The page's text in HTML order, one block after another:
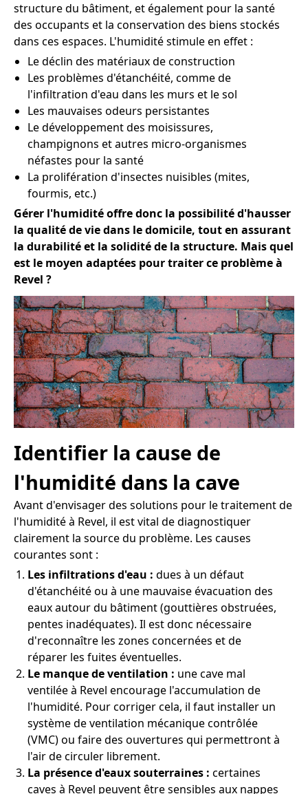
structure du bâtiment, et également pour la santé
des occupants et la conservation des biens stockés
dans ces espaces. L'humidité stimule en effet :
Le déclin des matériaux de construction
Les problèmes d'étanchéité, comme de
l'infiltration d'eau dans les murs et le sol
Les mauvaises odeurs persistantes
Le développement des moisissures,
champignons et autres micro-organismes
néfastes pour la santé
La prolifération d'insectes nuisibles (mites,
fourmis, etc.)
Gérer l'humidité offre donc la possibilité d'hausser
la qualité de vie dans le domicile, tout en assurant
la durabilité et la solidité de la structure. Mais quel
est le moyen adaptées pour traiter ce problème à
Revel ?
Identifier la cause de
l'humidité dans la cave
Avant d'envisager des solutions pour le traitement de
l'humidité à Revel, il est vital de diagnostiquer
clairement la source du problème. Les causes
courantes sont :
Les infiltrations d'eau : dues à un défaut
d'étanchéité ou à une mauvaise évacuation des
eaux autour du bâtiment (gouttières obstruées,
pentes inadéquates). Il est donc nécessaire
d'reconnaître les zones concernées et de
réparer les fuites éventuelles.
Le manque de ventilation : une cave mal
ventilée à Revel encourage l'accumulation de
l'humidité. Pour corriger cela, il faut installer un
système de ventilation mécanique contrôlée
(VMC) ou faire des ouvertures qui permettront à
l'air de circuler librement.
La présence d'eaux souterraines : certaines
caves à Revel peuvent être sensibles aux nappes